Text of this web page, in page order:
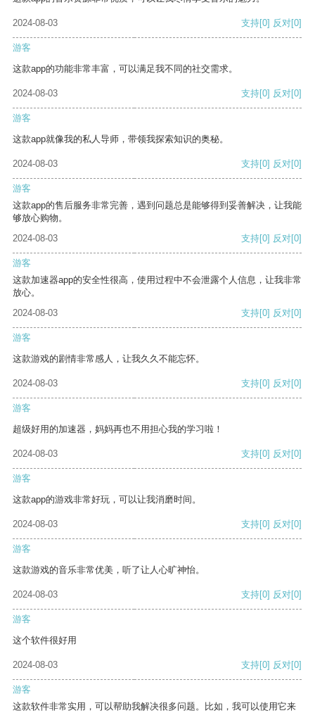
2024-08-03 支持[0] 反对[0]
游客
这款app的功能非常丰富，可以满足我不同的社交需求。
2024-08-03 支持[0] 反对[0]
游客
这款app就像我的私人导师，带领我探索知识的奥秘。
2024-08-03 支持[0] 反对[0]
游客
这款app的售后服务非常完善，遇到问题总是能够得到妥善解决，让我能
够放心购物。
2024-08-03
支持[0] 反对[0]
游客
这款加速器app的安全性很高，使用过程中不会泄露个人信息，让我非常
放心。
2024-08-03
支持[0] 反对[0]
游客
这款游戏的剧情非常感人，让我久久不能忘怀。
2024-08-03 支持[0] 反对[0]
游客
超级好用的加速器，妈妈再也不用担心我的学习啦！
2024-08-03 支持[0] 反对[0]
游客
这款app的游戏非常好玩，可以让我消磨时间。
2024-08-03 支持[0] 反对[0]
游客
这款游戏的音乐非常优美，听了让人心旷神怡。
2024-08-03 支持[0] 反对[0]
游客
这个软件很好用
2024-08-03 支持[0] 反对[0]
游客
这款软件非常实用，可以帮助我解决很多问题。比如，我可以使用它来